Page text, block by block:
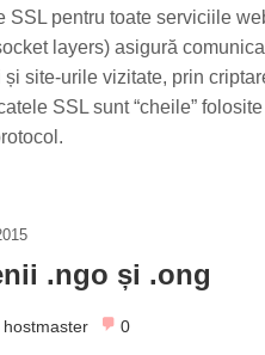
SSL pentru toate serviciile
layers) asigură
și site-urile vizitate, prin
SSL sunt “cheile”
.ngo și .ong
hostmaster 0